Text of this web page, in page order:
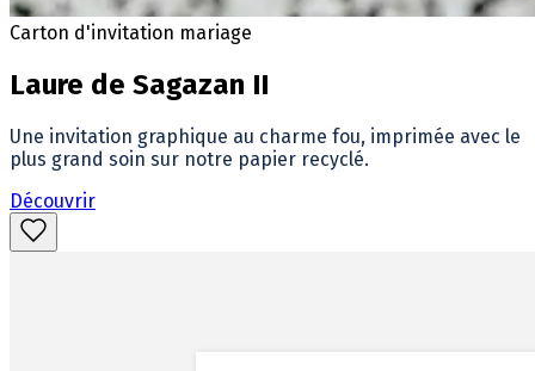
Carton d'invitation mariage
Laure de Sagazan II
Une invitation graphique au charme fou, imprimée avec le
plus grand soin sur notre papier recyclé.
Découvrir